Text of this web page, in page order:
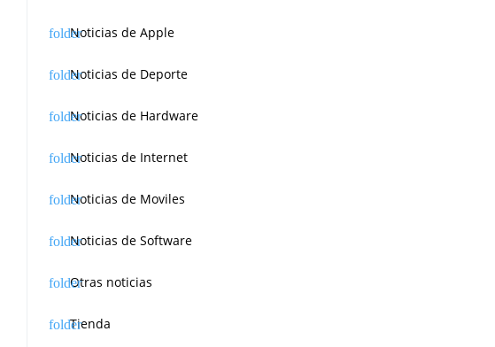
Noticias de Apple
Noticias de Deporte
Noticias de Hardware
Noticias de Internet
Noticias de Moviles
Noticias de Software
Otras noticias
Tienda